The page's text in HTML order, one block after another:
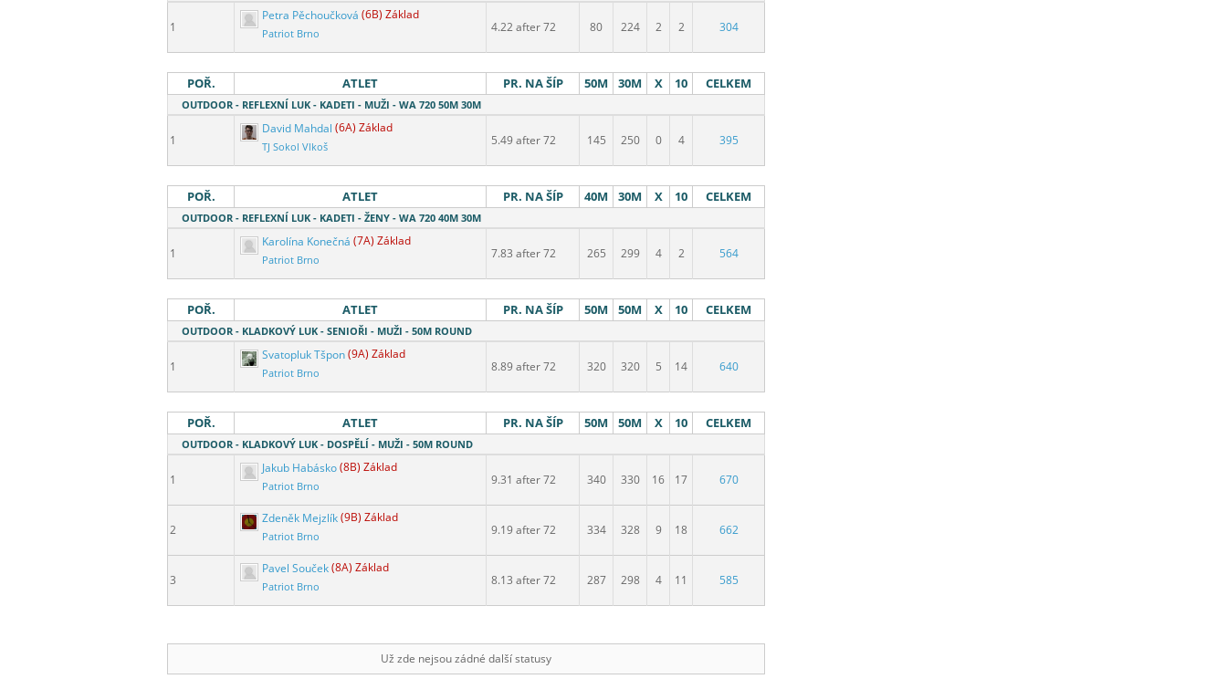
1
Petra Pěchoučková (6B) Základ
Patriot Brno 4.22 after 72 80 224 2 2 304
POŘ. ATLET PR. NA ŠÍP 50M 30M X 10 CELKEM
OUTDOOR - REFLEXNÍ LUK - KADETI - MUŽI - WA 720 50M 30M
1
David Mahdal (6A) Základ
TJ Sokol Vlkoš 5.49 after 72 145 250 0 4 395
POŘ. ATLET PR. NA ŠÍP 40M 30M X 10 CELKEM
OUTDOOR - REFLEXNÍ LUK - KADETI - ŽENY - WA 720 40M 30M
1
Karolína Konečná (7A) Základ
Patriot Brno 7.83 after 72 265 299 4 2 564
POŘ. ATLET PR. NA ŠÍP 50M 50M X 10 CELKEM
OUTDOOR - KLADKOVÝ LUK - SENIOŘI - MUŽI - 50M ROUND
1
Svatopluk Tšpon(9A) Základ
Patriot Brno 8.89 after 72 320 320 5 14 640
POŘ. ATLET PR. NA ŠÍP 50M 50M X 10 CELKEM
OUTDOOR - KLADKOVÝ LUK - DOSPĚLÍ - MUŽI - 50M ROUND
1
Jakub Habásko(8B) Základ
Patriot Brno 9.31 after 72 340 330 16 17 670
2
Zdeněk Mejzlík(9B) Základ
Patriot Brno 9.19 after 72 334 328 9 18 662
3
Pavel Souček(8A) Základ
Patriot Brno 8.13 after 72 287 298 4 11 585
Už zde nejsou zádné další statusy